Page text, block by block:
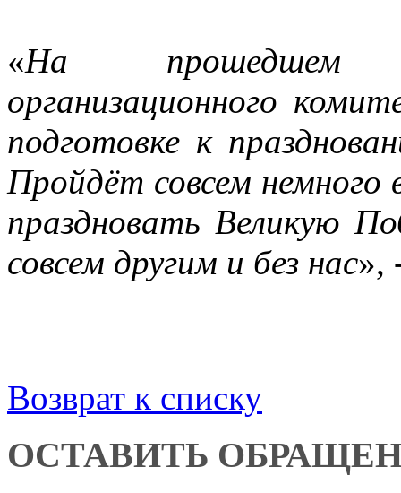
«На прошедшем
организационного
подготовке к
Пройдёт совсем немного
праздновать Великую
совсем другим и без нас»,
Возврат к списку
ОСТАВИТЬ